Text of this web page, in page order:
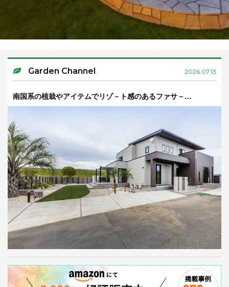
Garden Channel 2026.07.13
南国系の植栽やアイテムでリゾ－ト感のあるファサ－…